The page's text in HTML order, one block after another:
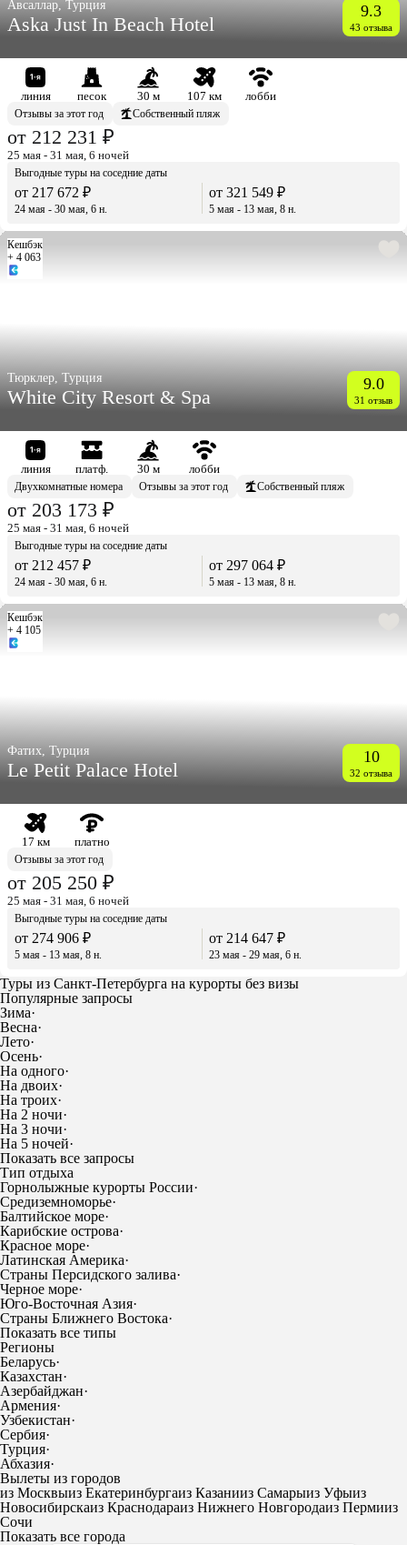
Авсаллар, Турция
Aska Just In Beach Hotel
9.3
43 отзыва
линия песок 30 м 107 км
лобби
Отзывы за этот год
Собственный пляж
от 212 231 ₽
25 мая - 31 мая, 6 ночей
Выгодные туры на соседние даты
от 217 672 ₽
24 мая - 30 мая, 6 н.
от 321 549 ₽
5 мая - 13 мая, 8 н.
Кешбэк
+ 4 063
Тюрклер, Турция
White City Resort & Spa
9.0
31 отзыв
линия платф. 30 м
лобби
Двухкомнатные номера
Отзывы за этот год Собственный пляж
от 203 173 ₽
25 мая - 31 мая, 6 ночей
Выгодные туры на соседние даты
от 212 457 ₽
24 мая - 30 мая, 6 н.
от 297 064 ₽
5 мая - 13 мая, 8 н.
Кешбэк
+ 4 105
Фатих, Турция
Le Petit Palace Hotel
10
32 отзыва
17 км
платно
Отзывы за этот год
от 205 250 ₽
25 мая - 31 мая, 6 ночей
Выгодные туры на соседние даты
от 274 906 ₽
5 мая - 13 мая, 8 н.
от 214 647 ₽
23 мая - 29 мая, 6 н.
Туры из Санкт-Петербурга на курорты без визы
Популярные запросы
Зима·
Весна·
Лето·
Осень·
На одного·
На двоих·
На троих·
На 2 ночи·
На 3 ночи·
На 5 ночей·
Показать все запросы
Тип отдыха
Горнолыжные курорты России·
Средиземноморье·
Балтийское море·
Карибские острова·
Красное море·
Латинская Америка·
Страны Персидского залива·
Черное море·
Юго-Восточная Азия·
Страны Ближнего Востока·
Показать все типы
Регионы
Беларусь·
Казахстан·
Азербайджан·
Армения·
Узбекистан·
Сербия·
Турция·
Абхазия·
Вылеты из городов
из Москвыиз Екатеринбургаиз Казанииз Самарыиз Уфыиз
Новосибирскаиз Краснодараиз Нижнего Новгородаиз Пермииз
Сочи
Показать все города